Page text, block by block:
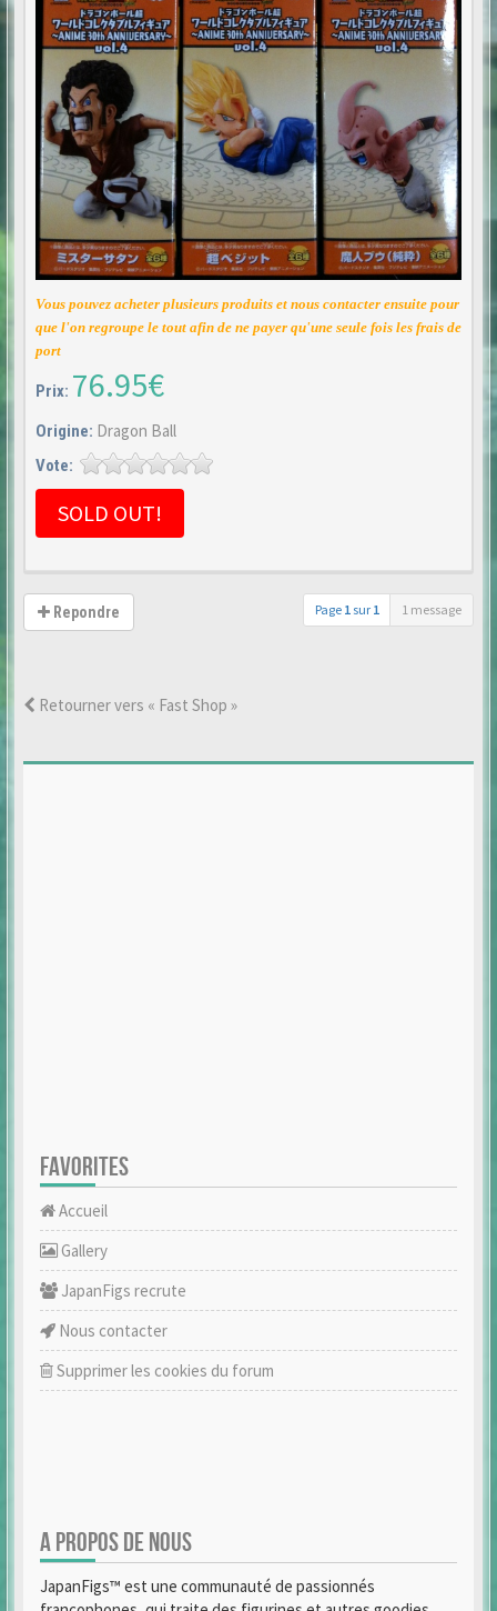
Vous pouvez acheter plusieurs produits et nous contacter ensuite pour
que l'on regroupe le tout afin de ne payer qu'une seule fois les frais de
port
Prix: 76.95€
Origine: Dragon Ball
Vote:
SOLD OUT!
Repondre Page 1 sur 1 1 message
Retourner vers « Fast Shop »
FAVORITES
Accueil
Gallery
JapanFigs recrute
Nous contacter
Supprimer les cookies du forum
A PROPOS DE NOUS
JapanFigs™ est une communauté de passionnés